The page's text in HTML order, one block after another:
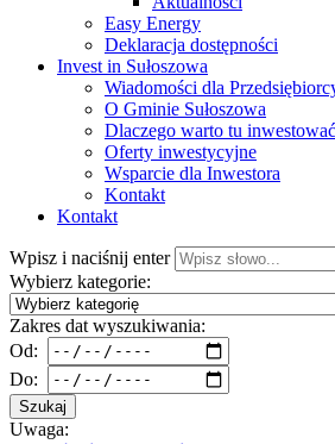
Easy Energy
Deklaracja dostępności
Invest in Sułoszowa
Wiadomości dla
O Gminie Sułoszowa
Dlaczego warto tu inwestować
Oferty inwestycyjne
Wsparcie dla Inwestora
Kontakt
Kontakt
Wpisz i naciśnij enter
Wybierz kategorie:
Zakres dat wyszukiwania:
Od:
Do:
Szukaj
Uwaga: